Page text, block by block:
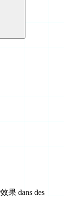
果 dans des